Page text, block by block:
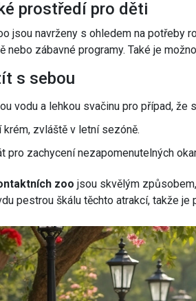
prostředí pro děti
jsou navrženy s ohledem na potřeby
nebo zábavné programy. Také je
s sebou
vodu a lehkou svačinu pro případ, že
krém, zvláště v letní sezóně.
pro zachycení nezapomenutelných
zoo jsou skvělým
pestrou škálu těchto atrakcí, takže